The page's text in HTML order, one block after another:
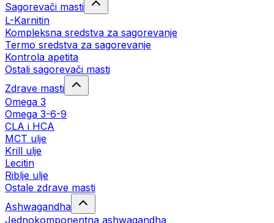
Sagorevači masti
L-Karnitin
Kompleksna sredstva za sagorevanje
Termo sredstva za sagorevanje
Kontrola apetita
Ostali sagorevači masti
Zdrave masti
Omega 3
Omega 3-6-9
CLA i HCA
MCT ulje
Krill ulje
Lecitin
Riblje ulje
Ostale zdrave masti
Ashwagandha
Jednokomponentna ashwagandha